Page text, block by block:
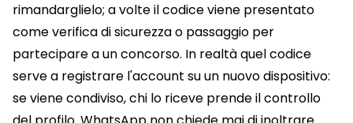
rimandarglielo; a volte il codice viene presentato
come verifica di sicurezza o passaggio per
partecipare a un concorso. In realtà quel codice
serve a registrare l'account su un nuovo dispositivo:
se viene condiviso, chi lo riceve prende il controllo